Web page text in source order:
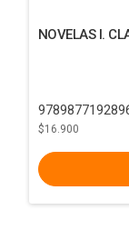
NOVELAS I.
$16.900